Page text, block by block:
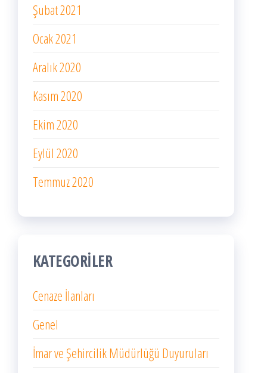
Şubat 2021
Ocak 2021
Aralık 2020
Kasım 2020
Ekim 2020
Eylül 2020
Temmuz 2020
KATEGORILER
Cenaze İlanları
Genel
İmar ve Şehircilik Müdürlüğü Duyuruları